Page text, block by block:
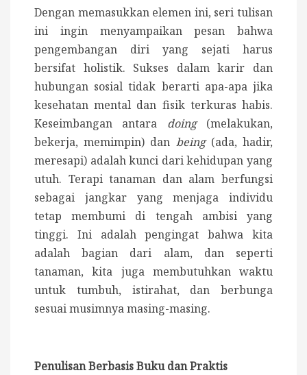
Dengan memasukkan elemen ini, seri tulisan
ini ingin menyampaikan pesan bahwa
pengembangan diri yang sejati harus
bersifat holistik. Sukses dalam karir dan
hubungan sosial tidak berarti apa-apa jika
kesehatan mental dan fisik terkuras habis.
Keseimbangan antara doing(melakukan,
bekerja, memimpin) dan being(ada, hadir,
meresapi) adalah kunci dari kehidupan yang
utuh. Terapi tanaman dan alam berfungsi
sebagai jangkar yang menjaga individu
tetap membumi di tengah ambisi yang
tinggi. Ini adalah pengingat bahwa kita
adalah bagian dari alam, dan seperti
tanaman, kita juga membutuhkan waktu
untuk tumbuh, istirahat, dan berbunga
sesuai musimnya masing-masing.
Penulisan Berbasis Buku dan Praktis